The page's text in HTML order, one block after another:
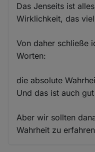
Das Jenseits ist
Wirklichkeit, das
Von daher schließe
Worten:
die absolute
Und das ist auch
Aber wir sollten
Wahrheit zu